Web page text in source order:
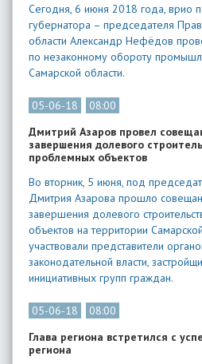
Сегодня, 6 июня 2018 года, врио
губернатора – председателя
области Александр Нефёдов
по незаконному обороту
Самарской области.
05-06-18
08:00
Дмитрий Азаров провел
завершения долевого
проблемных объектов
Во вторник, 5 июня, под
Дмитрия Азарова прошло
завершения долевого
объектов на территории
участвовали представители
законодательной власти,
инициативных групп граждан.
05-06-18
08:00
Глава региона встретился с
региона